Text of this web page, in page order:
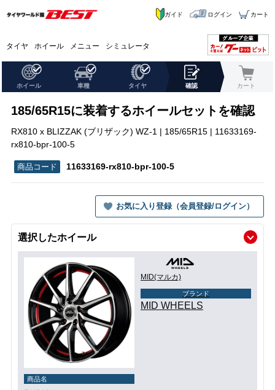
タイヤ ホイール メニュー シミュレータ
ガイド ログイン カート
ホイール 車種 タイヤ 確認 カート
185/65R15に装着するホイールセットを確認
RX810 x BLIZZAK (ブリザック) WZ-1 | 185/65R15 | 11633169-
rx810-bpr-100-5
11633169-rx810-bpr-100-5
お気に入り登録（会員登録/ログイン）
選択したホイール
MID(マルカ)
ブランド
MID WHEELS
商品名